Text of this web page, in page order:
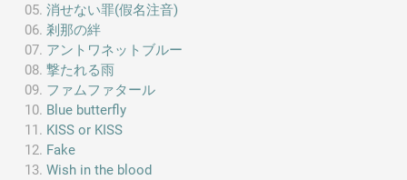
消せない罪(假名注音)
剎那の絆
アントワネットブルー
撃たれる雨
ファムファタール
Blue butterfly
KISS or KISS
Fake
Wish in the blood